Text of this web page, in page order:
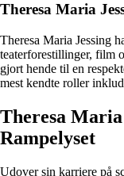
Theresa Maria
Theresa Maria Jessing
teaterforestillinger, film
gjort hende til en
mest kendte roller
Theresa
Rampelyset
Udover sin karriere på